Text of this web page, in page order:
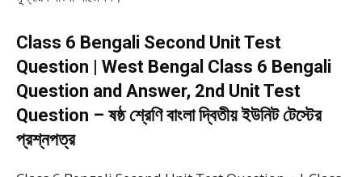
Class 6 Bengali Second Unit Test
Question | West Bengal Class 6 Bengali
Question and Answer, 2nd Unit Test
Question – ষষ্ঠ শ্রেণি বাংলা দ্বিতীয় ইউনিট টেস্টের
প্রশ্নপত্র